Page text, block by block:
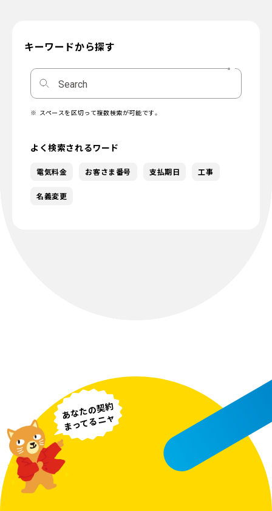
キーワードから探す
スペースを区切って複数検索が可能です。
よく検索されるワード
電気料金 お客さま番号 支払期日 工事
名義変更
あなたの契約
まってるニャ